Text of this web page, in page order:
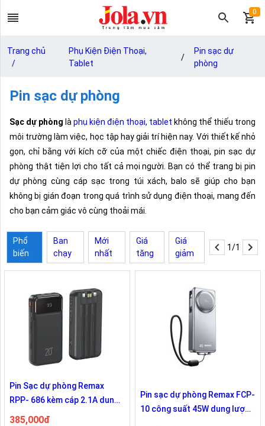
0
Trang chủ
/
Phụ Kiện Điện Thoại,
Tablet
/
Pin sạc dự
phòng
Pin sạc dự phòng
Sạc dự phòng là phụ kiện điện thoại, tablet không thể thiếu trong
môi trường làm việc, học tập hay giải trí hiện nay. Với thiết kế nhỏ
gọn, chỉ bằng với kích cỡ của một chiếc điện thoại, pin sạc dự
phòng thật tiện lợi cho tất cả mọi người. Bạn có thể trang bị pin
dự phòng cùng cáp sạc trong túi xách, balo sẽ giúp cho bạn
không bị gián đoạn trong quá trình sử dụng điện thoại, mang đến
cho bạn cảm giác vô cùng thoải mái.
Phổ
biến
Ban
chạy
Mới
nhất
Giá
tăng
Giá
giảm
1/1
Pin Sạc dự phòng Remax
RPP- 686 kèm cáp 2.1A dung
lượng 20000mAh
385,000đ
Pin sạc dự phòng Remax FCP-
10 công suất 45W dung lượng